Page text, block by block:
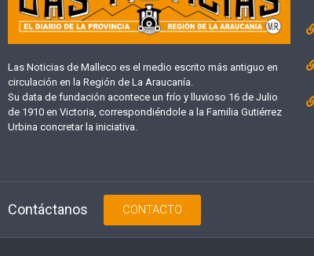
Las Noticias de Malleco es el medio escrito más antiguo en
circulación en la Región de La Araucanía.
Su data de fundación acontece un frío y lluvioso 16 de Julio
de 1910 en Victoria, correspondiéndole a la Familia Gutiérrez
Urbina concretar la iniciativa.
Contáctanos CONTACTO